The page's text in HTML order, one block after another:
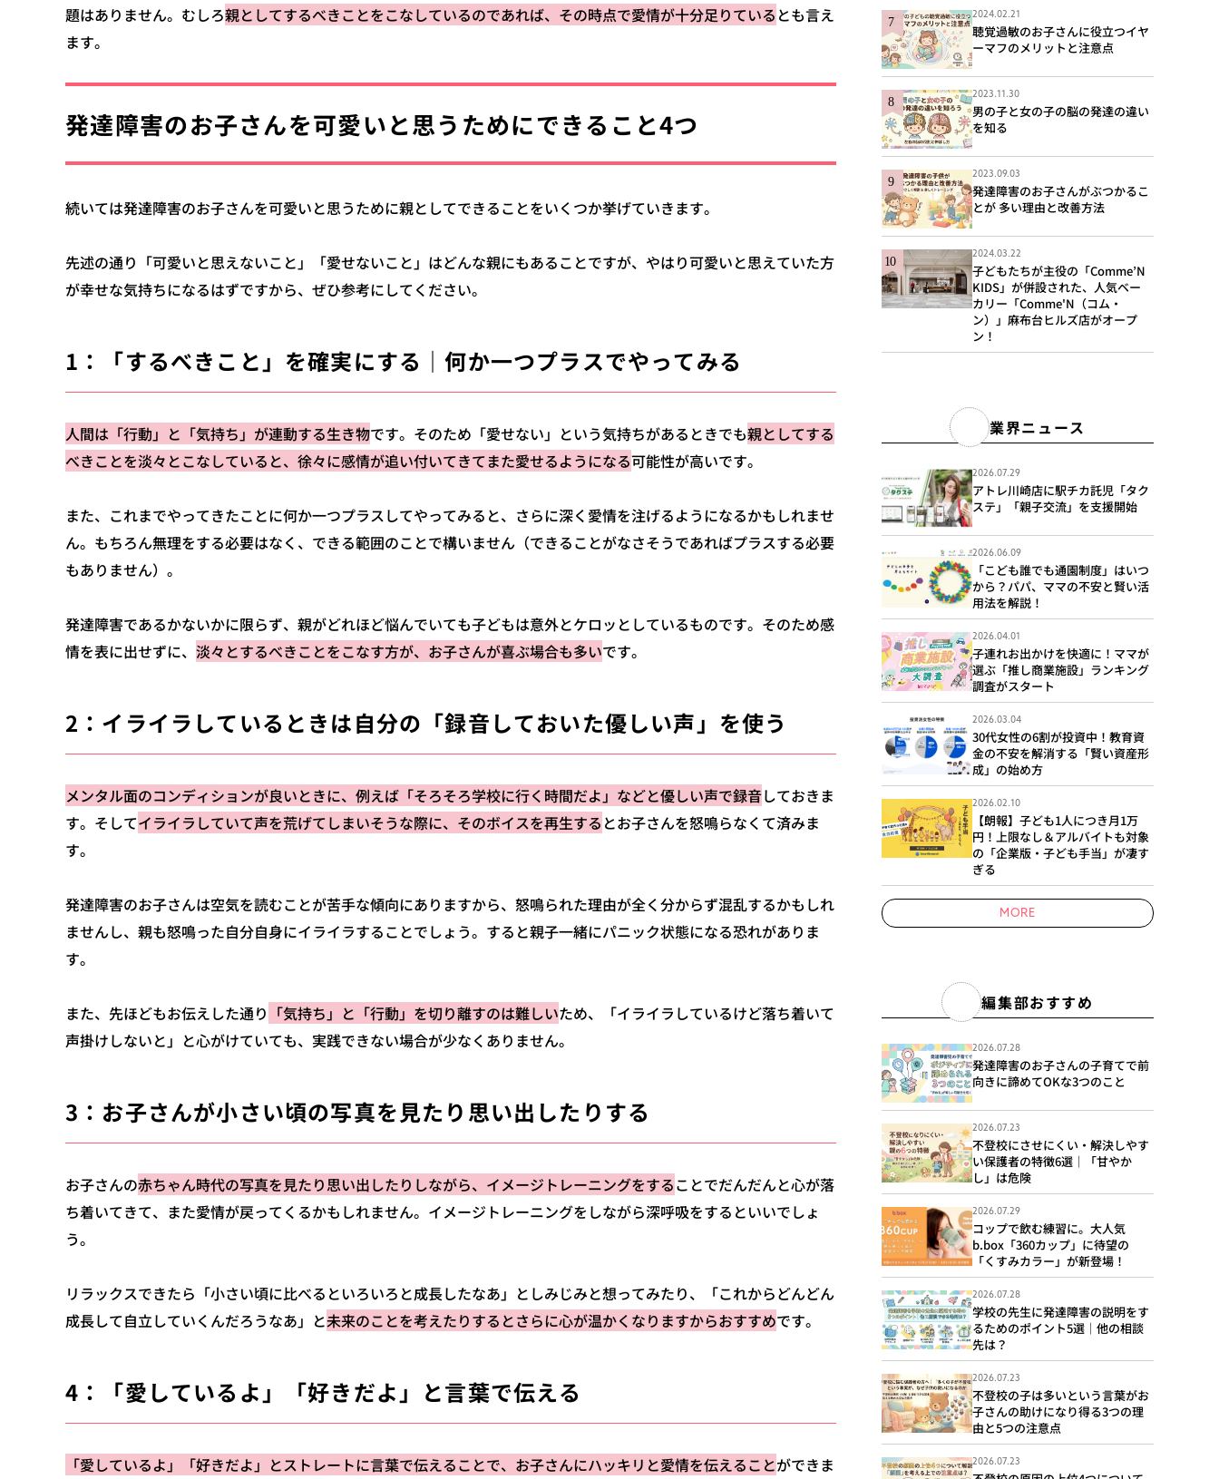
題はありません。むしろ親としてするべきことをこなしているのであれば、その時点で愛情が十分足りている とも言え
ます。
発達障害のお子さんを可愛いと思うためにできること4つ
続いては発達障害のお子さんを可愛いと思うために親としてできることをいくつか挙げていきます。
先述の通り「可愛いと思えないこと」「愛せないこと」はどんな親にもあることですが、やはり可愛いと思えていた方
が幸せな気持ちになるはずですから、ぜひ参考にしてください。
1：「するべきこと」を確実にする｜何か一つプラスでやってみる
人間は「行動」と「気持ち」が連動する生き物です。そのため「愛せない」という気持ちがあるときでも親としてする
べきことを淡々とこなしていると、徐々に感情が追い付いてきてまた愛せるようになる可能性が高いです。
また、これまでやってきたことに何か一つプラスしてやってみると、さらに深く愛情を注げるようになるかもしれませ
ん。もちろん無理をする必要はなく、できる範囲のことで構いません（できることがなさそうであればプラスする必要
もありません）。
発達障害であるかないかに限らず、親がどれほど悩んでいても子どもは意外とケロッとしているものです。そのため感
情を表に出せずに、 淡々とするべきことをこなす方が、お子さんが喜ぶ場合も多いです。
2：イライラしているときは自分の「録音しておいた優しい声」を使う
メンタル面のコンディションが良いときに、例えば「そろそろ学校に行く時間だよ」などと優しい声で録音しておきま
す。そしてイライラしていて声を荒げてしまいそうな際に、そのボイスを再生する とお子さんを怒鳴らなくて済みま
す。
発達障害のお子さんは空気を読むことが苦手な傾向にありますから、怒鳴られた理由が全く分からず混乱するかもしれ
ませんし、親も怒鳴った自分自身にイライラすることでしょう。すると親子一緒にパニック状態になる恐れがありま
す。
また、先ほどもお伝えした通り 「気持ち」と「行動」を切り離すのは難しいため、「イライラしているけど落ち着いて
声掛けしないと」と心がけていても、実践できない場合が少なくありません。
3：お子さんが小さい頃の写真を見たり思い出したりする
お子さんの赤ちゃん時代の写真を見たり思い出したりしながら、イメージトレーニングをすることでだんだんと心が落
ち着いてきて、また愛情が戻ってくるかもしれません。イメージトレーニングをしながら深呼吸をするといいでしょ
う。
リラックスできたら「小さい頃に比べるといろいろと成長したなあ」としみじみと想ってみたり、「これからどんどん
成長して自立していくんだろうなあ」と未来のことを考えたりするとさらに心が温かくなりますからおすすめです。
4：「愛しているよ」「好きだよ」と言葉で伝える
「愛しているよ」「好きだよ」とストレートに言葉で伝えることで、お子さんにハッキリと愛情を伝えることができま
2024.02.21
聴覚過敏のお子さんに役立つイヤ
ーマフのメリットと注意点
2023.11.30
男の子と女の子の脳の発達の違い
を知る
2023.09.03
発達障害のお子さんがぶつかるこ
とが 多い理由と改善方法
2024.03.22
子どもたちが主役の「Comme’N
KIDS」が併設された、人気ベー
カリー「Comme'N（コム・
ン）」麻布台ヒルズ店がオープ
ン！
業界ニュース
2026.07.29
アトレ川崎店に駅チカ託児「タク
ステ」「親子交流」を支援開始
2026.06.09
「こども誰でも通園制度」はいつ
から？パパ、ママの不安と賢い活
用法を解説！
2026.04.01
子連れお出かけを快適に！ママが
選ぶ「推し商業施設」ランキング
調査がスタート
2026.03.04
30代女性の6割が投資中！教育資
金の不安を解消する「賢い資産形
成」の始め方
2026.02.10
【朗報】子ども1人につき月1万
円！上限なし＆アルバイトも対象
の「企業版・子ども手当」が凄す
ぎる
MORE
編集部おすすめ
2026.07.28
発達障害のお子さんの子育てで前
向きに諦めてOKな3つのこと
2026.07.23
不登校にさせにくい・解決しやす
い保護者の特徴6選｜「甘やか
し」は危険
2026.07.29
コップで飲む練習に。大人気
b.box「360カップ」に待望の
「くすみカラー」が新登場！
2026.07.28
学校の先生に発達障害の説明をす
るためのポイント5選｜他の相談
先は？
2026.07.23
不登校の子は多いという言葉がお
子さんの助けになり得る3つの理
由と5つの注意点
2026.07.23